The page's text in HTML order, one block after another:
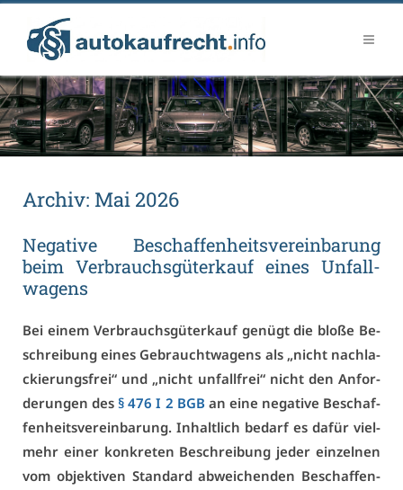
Ar­chiv: Mai 2026
Ne­ga­ti­ve Be­schaf­fen­heits­ver­ein­ba­rung
beim Ver­brauchs­gü­ter­kauf ei­nes Un­fall­
wa­gens
Bei ei­nem Ver­brauchs­gü­ter­kauf ge­nügt die blo­ße Be­
schrei­bung ei­nes Ge­braucht­wa­gens als „nicht nachla­
ckie­rungs­frei“ und „nicht un­fall­frei“ nicht den An­for­
de­run­gen des§ 476 I 2 BGB an ei­ne ne­ga­ti­ve Be­schaf­
fen­heits­ver­ein­ba­rung. In­halt­lich be­darf es da­für viel­
mehr ei­ner kon­kre­ten Be­schrei­bung je­der ein­zel­nen
vom ob­jek­ti­ven Stan­dard ab­wei­chen­den Be­schaf­fen­